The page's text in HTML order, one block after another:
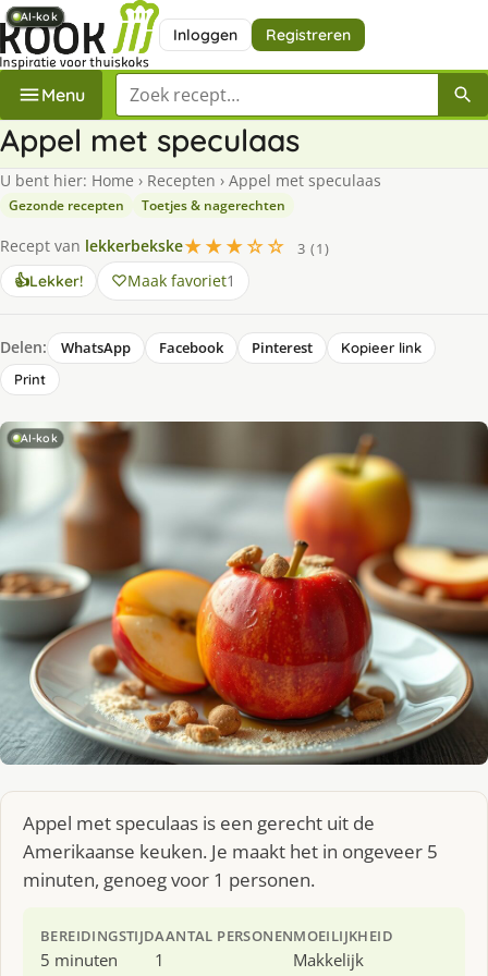
Inloggen Registreren
Menu Zoek een recept
Appel met speculaas
U bent hier: Home › Recepten › Appel met speculaas
Gezonde recepten Toetjes & nagerechten
Recept van lekkerbekske★★★☆☆
3 (1)
👍Lekker! Maak favoriet1
Delen: WhatsApp Facebook Pinterest
Kopieer link
Print
AI-kok
Appel met speculaas is een gerecht uit de
Amerikaanse keuken. Je maakt het in ongeveer 5
minuten, genoeg voor 1 personen.
BEREIDINGSTIJD
5 minuten
AANTAL PERSONEN
1
MOEILIJKHEID
Makkelijk
AI-kok
AI-kok
AI-kok
AI-kok
AI-kok
AI-kok
AI-kok
AI-kok